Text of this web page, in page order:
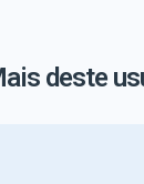
deste